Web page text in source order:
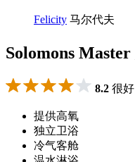
Felicity 马尔代夫
Solomons
8.2 很好
提供高氧
独立卫浴
冷气客舱